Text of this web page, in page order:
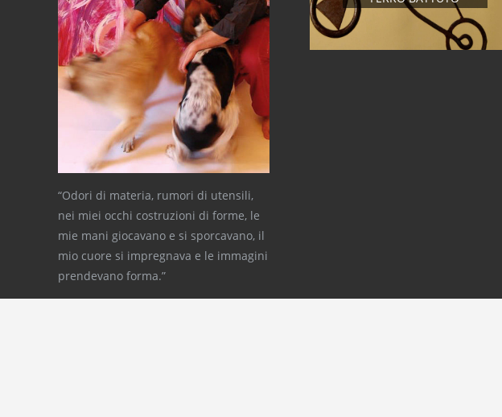
“Odori di materia, rumori di utensili,
nei miei occhi costruzioni di forme, le
mie mani giocavano e si sporcavano, il
mio cuore si impregnava e le immagini
prendevano forma.”